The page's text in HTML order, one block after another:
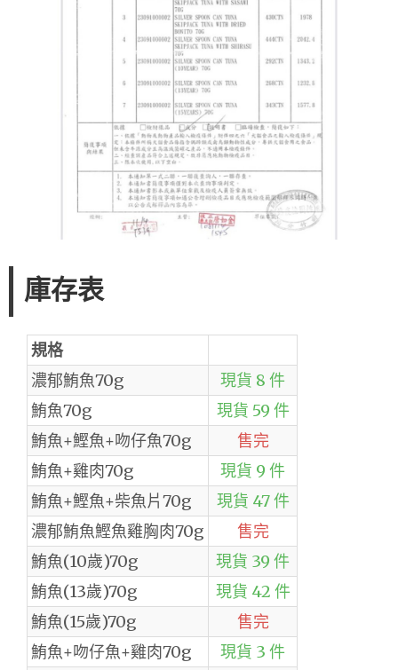
庫存表
規格
濃郁鮪魚70g
現貨 8 件
鮪魚70g
現貨 59 件
鮪魚+鰹魚+吻仔魚70g
售完
鮪魚+雞肉70g
現貨 9 件
鮪魚+鰹魚+柴魚片70g
現貨 47 件
濃郁鮪魚鰹魚雞胸肉70g
售完
鮪魚(10歲)70g
現貨 39 件
鮪魚(13歲)70g
現貨 42 件
鮪魚(15歲)70g
售完
鮪魚+吻仔魚+雞肉70g
現貨 3 件